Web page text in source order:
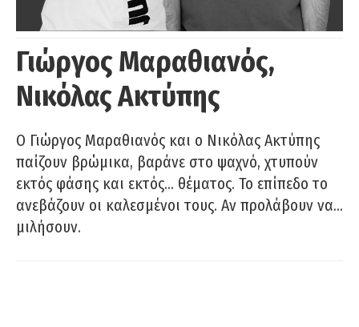
Γιώργος Μαραθιανός,
Νικόλας Ακτύπης
Ο Γιώργος Μαραθιανός και ο Νικόλας Ακτύπης
παίζουν βρώμικα, βαράνε στο ψαχνό, χτυπούν
εκτός φάσης και εκτός… θέματος. Το επίπεδο το
ανεβάζουν οι καλεσμένοι τους. Αν προλάβουν να…
μιλήσουν.